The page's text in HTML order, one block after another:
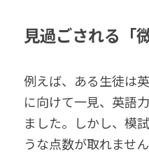
見過ごされる「
例えば、ある生徒は
に向けて一見、英語
ました。しかし、模
うな点数が取れません